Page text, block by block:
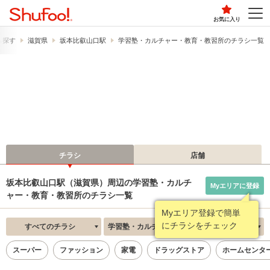
お気に入り
探す 滋賀県 坂本比叡山口駅 学習塾・カルチャー・教育・教習所のチラシ一覧
チラシ 店舗
坂本比叡山口駅（滋賀県）周辺の学習塾・カルチ
ャー・教育・教習所のチラシ一覧
Myエリア登録で簡単
にチラシをチェック
Myエリアに登録
すべてのチラシ 学習塾・カルチャー・教育・教習所 新着順
スーパー ファッション 家電 ドラッグストア ホームセンタ